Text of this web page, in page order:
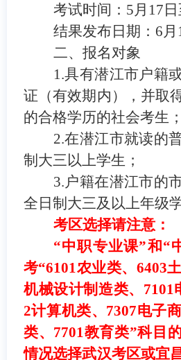
考试时间：5月17日
结果发布日期：6月
二、报名对象
1.具有潜江市户籍
证（有效期内），并取
的合格学历的社会考生；
2.在潜江市就读的
制大三以上学生；
3.户籍在潜江市的
全日制大三及以上年级
考区选择请注意：
“中职专业课”和“
考“6101农业类、6403
机械设计制造类、7101
2计算机类、7307电子
类、7701教育类”科目
情况选择武汉考区或宜